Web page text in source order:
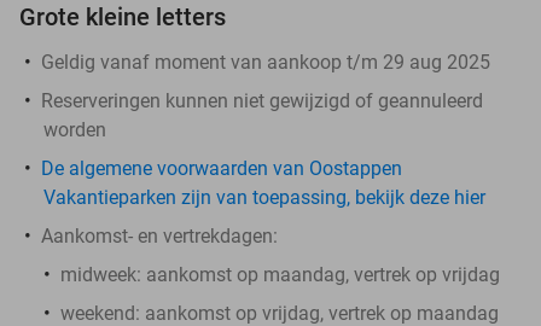
Grote kleine letters
Geldig vanaf moment van aankoop t/m 29 aug 2025
Reserveringen kunnen niet gewijzigd of geannuleerd
worden
De algemene voorwaarden van Oostappen
Vakantieparken zijn van toepassing, bekijk deze hier
Aankomst- en vertrekdagen:
midweek: aankomst op maandag, vertrek op vrijdag
weekend: aankomst op vrijdag, vertrek op maandag